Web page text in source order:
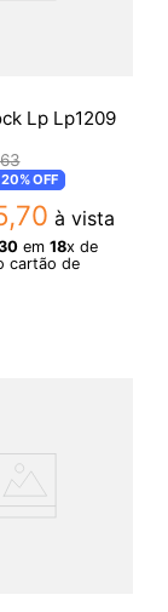
Lp Lp1209
63
20%OFF
,70 à vista
em 18x de
cartão de